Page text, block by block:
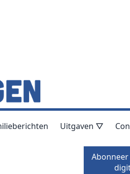
Uitgaven ▽
Abonneer